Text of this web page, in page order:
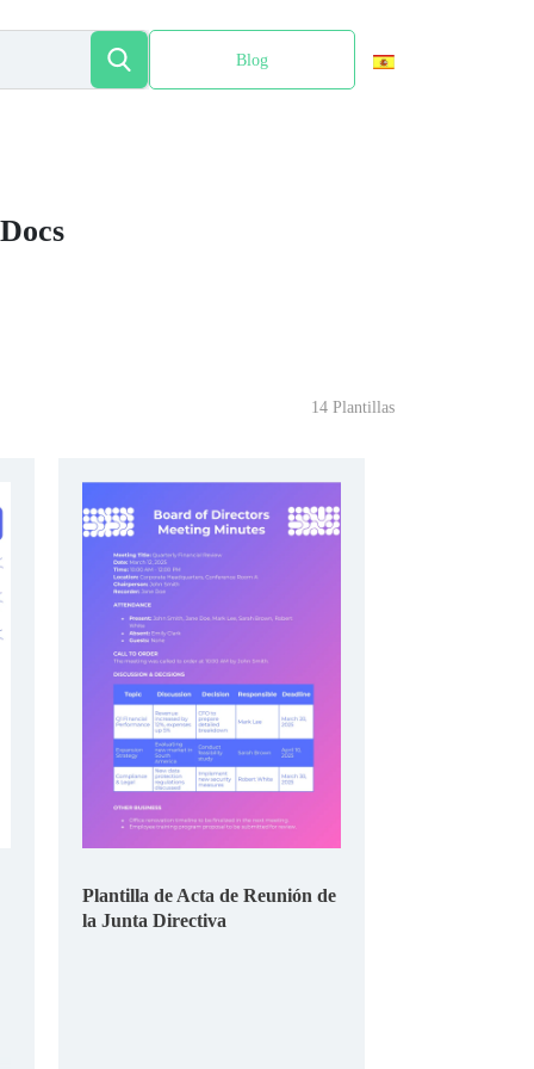
Blog
14 Plantillas
Plantilla de Acta de Reunión de
la Junta Directiva